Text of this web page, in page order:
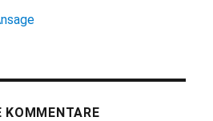
KOMMENTARE